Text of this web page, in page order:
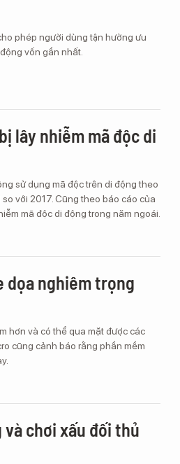
phép người dùng tận hưởng ưu
vốn gần nhất.
lây nhiễm mã độc di
sử dụng mã độc trên di động theo
với 2017. Cũng theo báo cáo của
mã độc di động trong năm ngoái.
dọa nghiêm trọng
hơn và có thể qua mặt được các
cũng cảnh báo rằng phần mềm
và chơi xấu đối thủ